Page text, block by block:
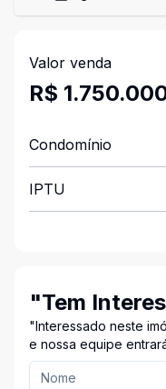
Valor venda
R$
Condomínio
IPTU
"Tem
Entre em
"Interessado neste
e nossa equipe